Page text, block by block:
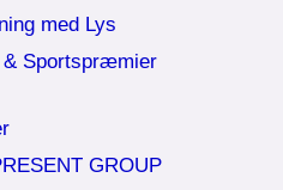
med Lys
& Sportspræmier
GROUP